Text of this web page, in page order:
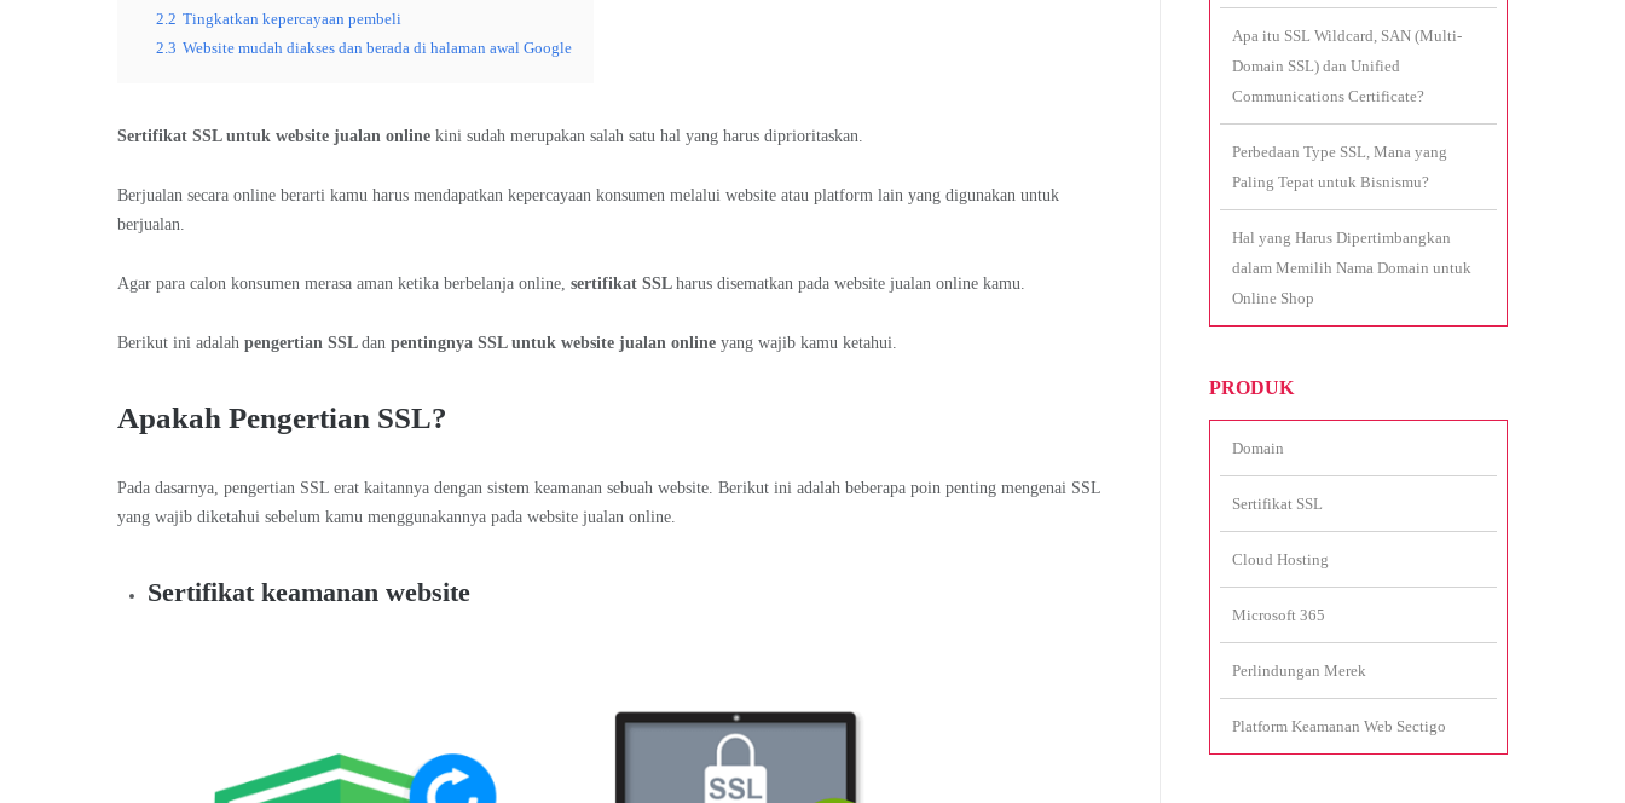
2.2 Tingkatkan kepercayaan pembeli
2.3 Website mudah diakses dan berada di halaman awal Google
Sertifikat SSL untuk website jualan online kini sudah merupakan salah satu hal yang harus diprioritaskan.
Berjualan secara online berarti kamu harus mendapatkan kepercayaan konsumen melalui website atau platform lain yang digunakan untuk
berjualan.
Agar para calon konsumen merasa aman ketika berbelanja online, sertifikat SSL harus disematkan pada website jualan online kamu.
Berikut ini adalah pengertian SSL dan pentingnya SSL untuk website jualan online yang wajib kamu ketahui.
Apakah Pengertian SSL?
Pada dasarnya, pengertian SSL erat kaitannya dengan sistem keamanan sebuah website. Berikut ini adalah beberapa poin penting mengenai SSL
yang wajib diketahui sebelum kamu menggunakannya pada website jualan online.
Sertifikat keamanan website
Apa itu SSL Wildcard, SAN (Multi-
Domain SSL) dan Unified
Communications Certificate?
Perbedaan Type SSL, Mana yang
Paling Tepat untuk Bisnismu?
Hal yang Harus Dipertimbangkan
dalam Memilih Nama Domain untuk
Online Shop
PRODUK
Domain
Sertifikat SSL
Cloud Hosting
Microsoft 365
Perlindungan Merek
Platform Keamanan Web Sectigo